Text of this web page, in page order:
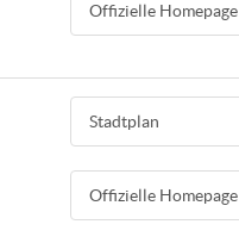
Offizielle Homepage
Stadtplan
Offizielle Homepage